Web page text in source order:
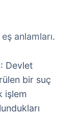
anlamları.
: Devlet
bir suç
işlem